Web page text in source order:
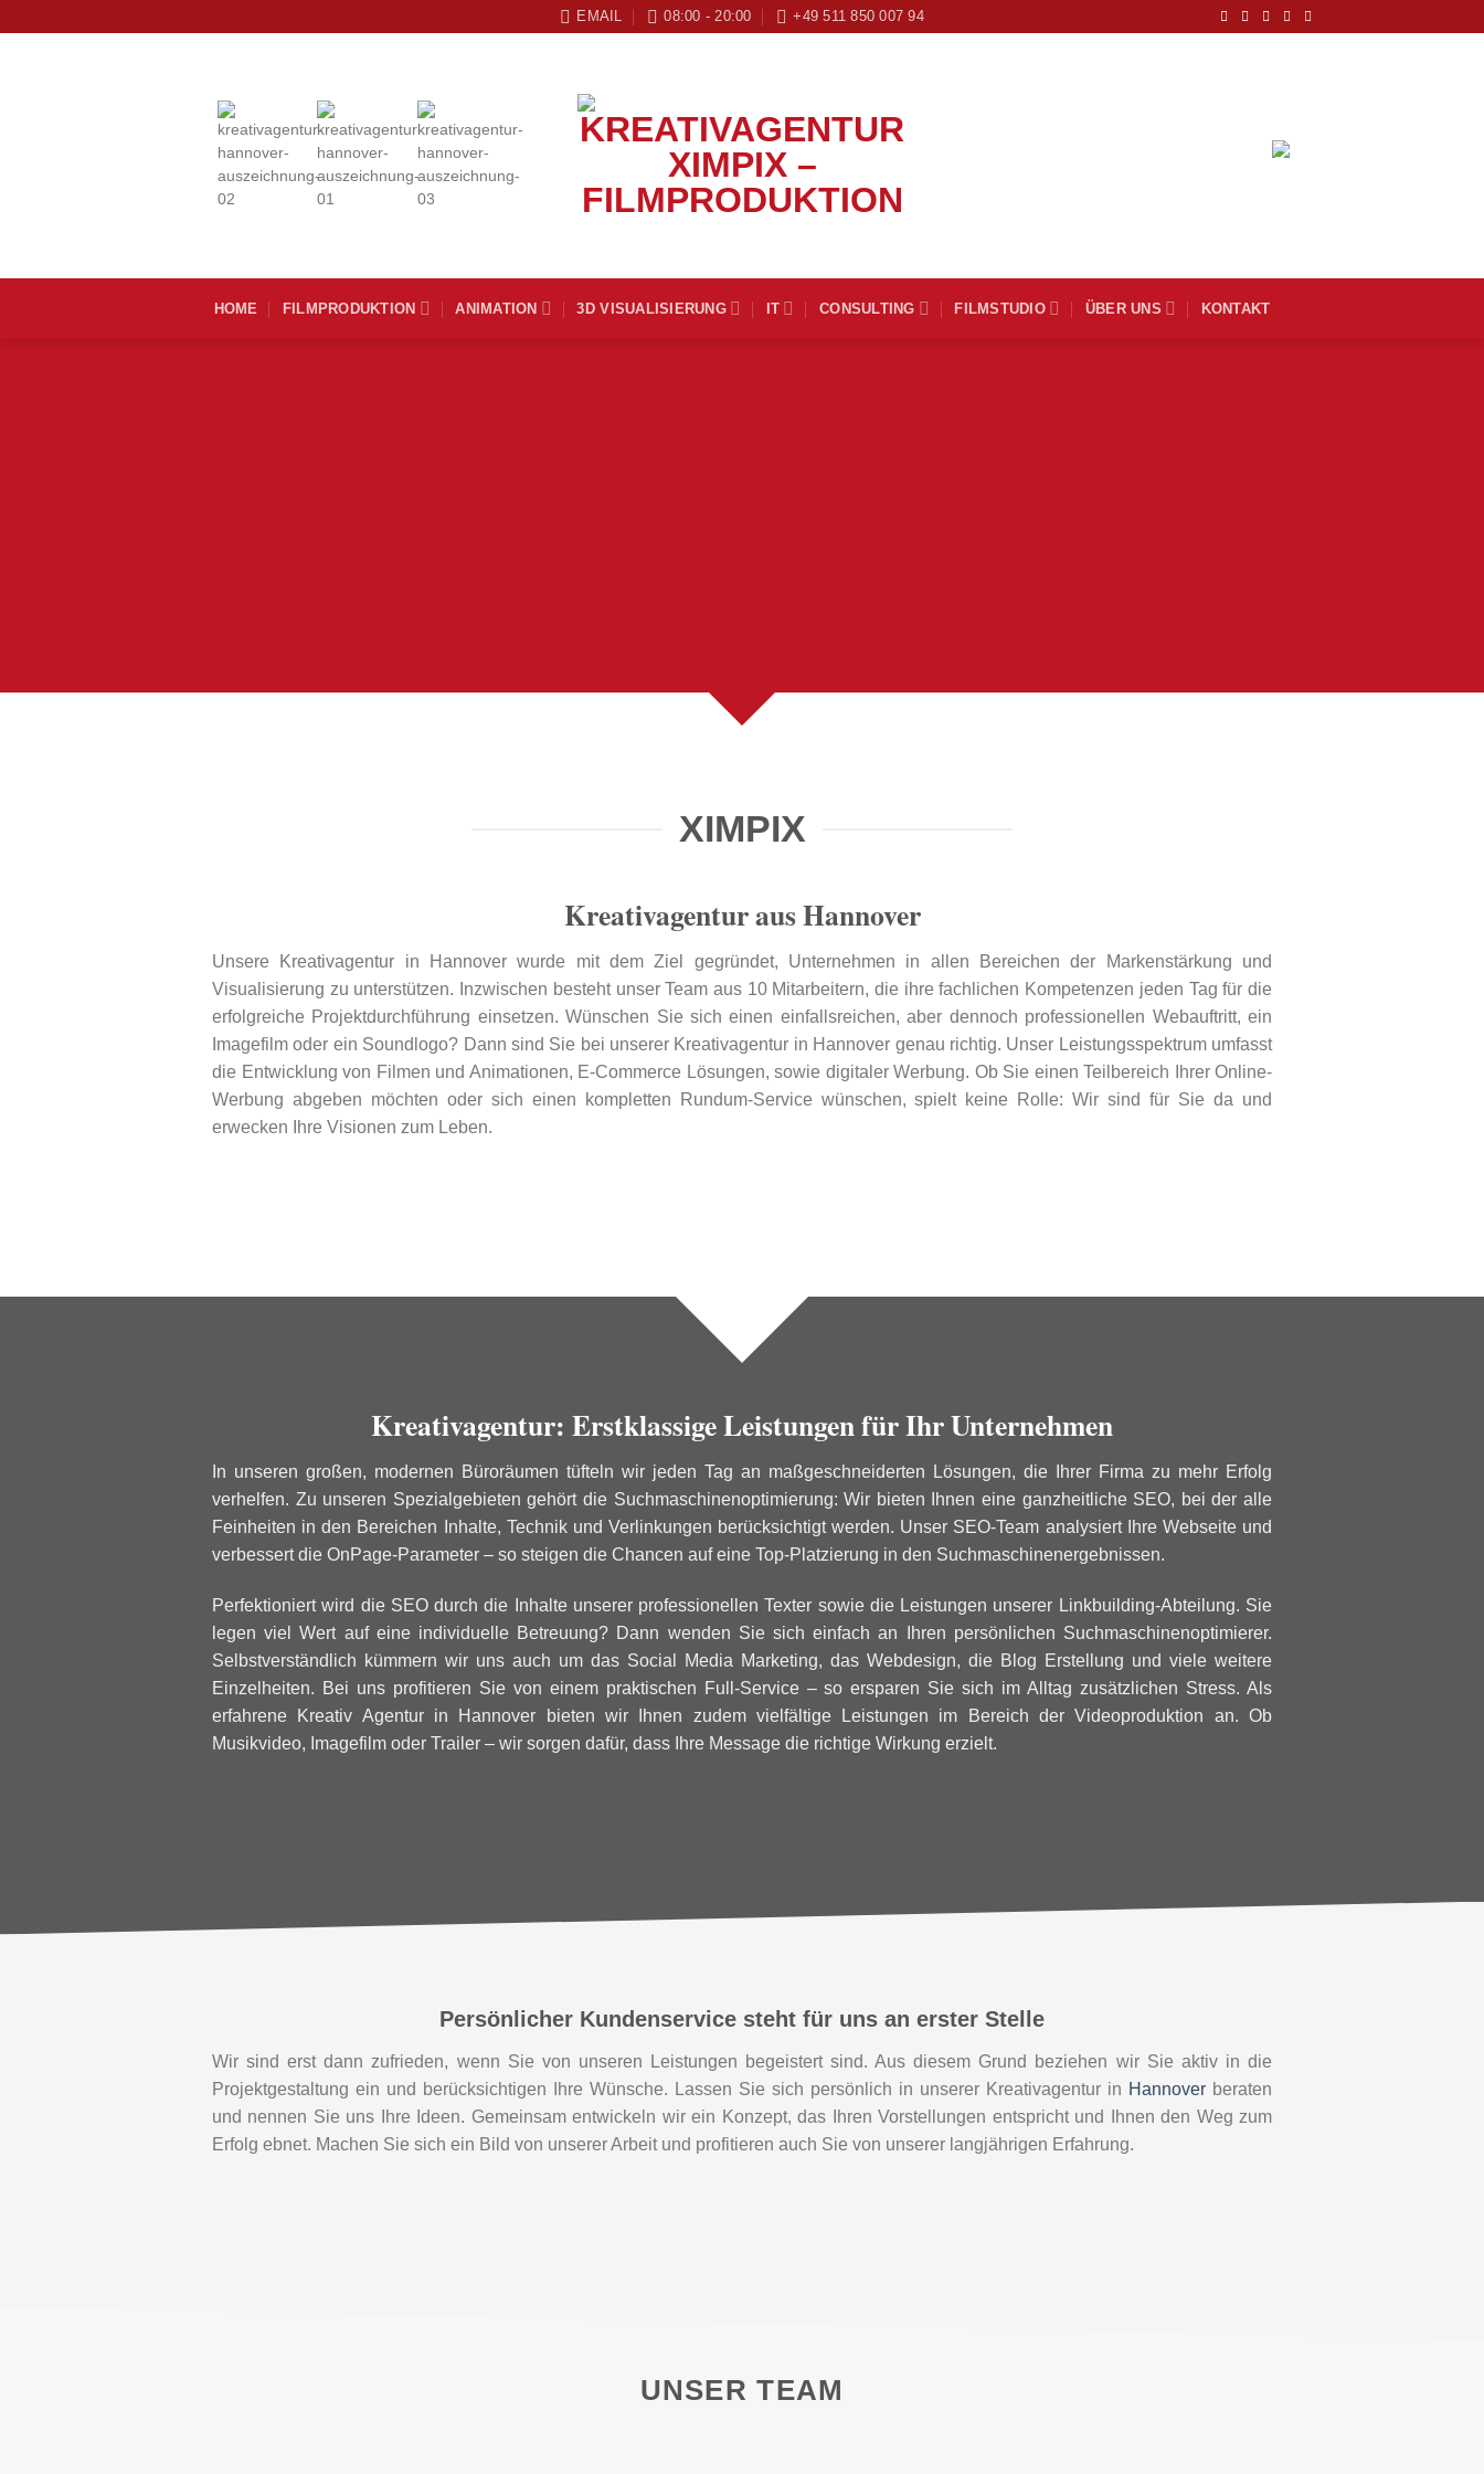
EMAIL 08:00 - 20:00 +49 511 850 007 94
HOME FILMPRODUKTION ANIMATION 3D VISUALISIERUNG IT CONSULTING FILMSTUDIO ÜBER UNS KONTAKT
XIMPIX
Kreativagentur aus Hannover
Unsere Kreativagentur in Hannover wurde mit dem Ziel gegründet, Unternehmen in allen Bereichen der Markenstärkung und
Visualisierung zu unterstützen. Inzwischen besteht unser Team aus 10 Mitarbeitern, die ihre fachlichen Kompetenzen jeden Tag für die
erfolgreiche Projektdurchführung einsetzen. Wünschen Sie sich einen einfallsreichen, aber dennoch professionellen Webauftritt, ein
Imagefilm oder ein Soundlogo? Dann sind Sie bei unserer Kreativagentur in Hannover genau richtig. Unser Leistungsspektrum umfasst
die Entwicklung von Filmen und Animationen, E-Commerce Lösungen, sowie digitaler Werbung. Ob Sie einen Teilbereich Ihrer Online-
Werbung abgeben möchten oder sich einen kompletten Rundum-Service wünschen, spielt keine Rolle: Wir sind für Sie da und
erwecken Ihre Visionen zum Leben.
Kreativagentur: Erstklassige Leistungen für Ihr Unternehmen
In unseren großen, modernen Büroräumen tüfteln wir jeden Tag an maßgeschneiderten Lösungen, die Ihrer Firma zu mehr Erfolg
verhelfen. Zu unseren Spezialgebieten gehört die Suchmaschinenoptimierung: Wir bieten Ihnen eine ganzheitliche SEO, bei der alle
Feinheiten in den Bereichen Inhalte, Technik und Verlinkungen berücksichtigt werden. Unser SEO-Team analysiert Ihre Webseite und
verbessert die OnPage-Parameter – so steigen die Chancen auf eine Top-Platzierung in den Suchmaschinenergebnissen.
Perfektioniert wird die SEO durch die Inhalte unserer professionellen Texter sowie die Leistungen unserer Linkbuilding-Abteilung. Sie
legen viel Wert auf eine individuelle Betreuung? Dann wenden Sie sich einfach an Ihren persönlichen Suchmaschinenoptimierer.
Selbstverständlich kümmern wir uns auch um das Social Media Marketing, das Webdesign, die Blog Erstellung und viele weitere
Einzelheiten. Bei uns profitieren Sie von einem praktischen Full-Service – so ersparen Sie sich im Alltag zusätzlichen Stress. Als
erfahrene Kreativ Agentur in Hannover bieten wir Ihnen zudem vielfältige Leistungen im Bereich der Videoproduktion an. Ob
Musikvideo, Imagefilm oder Trailer – wir sorgen dafür, dass Ihre Message die richtige Wirkung erzielt.
Persönlicher Kundenservice steht für uns an erster Stelle
Wir sind erst dann zufrieden, wenn Sie von unseren Leistungen begeistert sind. Aus diesem Grund beziehen wir Sie aktiv in die
Projektgestaltung ein und berücksichtigen Ihre Wünsche. Lassen Sie sich persönlich in unserer Kreativagentur in Hannover beraten
und nennen Sie uns Ihre Ideen. Gemeinsam entwickeln wir ein Konzept, das Ihren Vorstellungen entspricht und Ihnen den Weg zum
Erfolg ebnet. Machen Sie sich ein Bild von unserer Arbeit und profitieren auch Sie von unserer langjährigen Erfahrung.
UNSER TEAM